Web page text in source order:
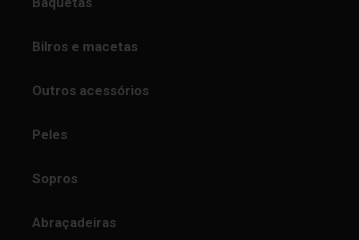
Bilros e macetas
Outros acessórios
Peles
Sopros
Abraçadeiras